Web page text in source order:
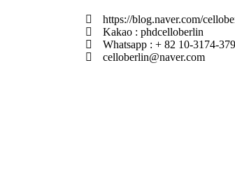
https://blog.naver.com/
Kakao : phdcelloberlin
Whatsapp : + 82 10-3174-
celloberlin@naver.com